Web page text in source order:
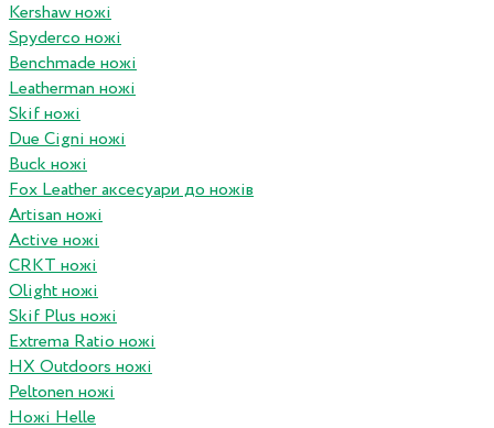
Kershaw ножі
Spyderco ножі
Benchmade ножі
Leatherman ножі
Skif ножі
Due Cigni ножі
Buck ножі
Fox Leather аксесуари до ножів
Artisan ножі
Active ножі
CRKT ножі
Olight ножі
Skif Plus ножі
Extrema Ratio ножі
HX Outdoors ножі
Peltonen ножі
Ножі Helle